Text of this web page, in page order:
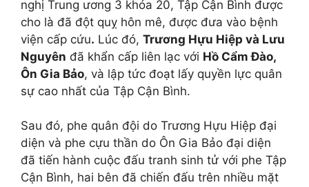
nghị Trung ương 3 khóa 20, Tập Cận Bình được
cho là đã đột quỵ hôn mê, được đưa vào bệnh
viện cấp cứu. Lúc đó, Trương Hựu Hiệp và Lưu
Nguyên đã khẩn cấp liên lạc với Hồ Cẩm Đào,
Ôn Gia Bảo, và lập tức đoạt lấy quyền lực quân
sự cao nhất của Tập Cận Bình.
Sau đó, phe quân đội do Trương Hựu Hiệp đại
diện và phe cựu thần do Ôn Gia Bảo đại diện
đã tiến hành cuộc đấu tranh sinh tử với phe Tập
Cận Bình, hai bên đã chiến đấu trên nhiều mặt